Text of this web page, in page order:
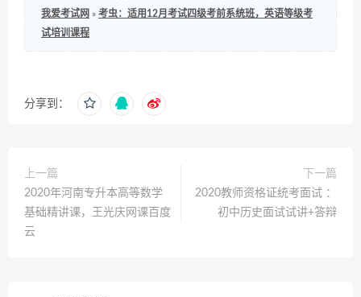
我爱考试网 » 考虫：适用12月考试四级考前系统班，英语等级考
试培训课程
分享到：
上一篇
2020年河南专升本高等数学
基础精讲课，王光庆网课百度
云
下一篇
2020教师资格证统考面试 ：
初中历史面试试讲+答辩